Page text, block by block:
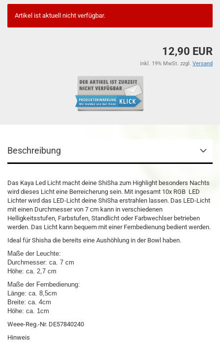
Artikel ist aktuell nicht verfügbar.
12,90 EUR
inkl. 19% MwSt. zzgl. Versand
Beschreibung
Das Kaya Led Licht macht deine ShiSha zum Highlight besonders Nachts
wird dieses Licht eine Berreicherung sein. Mit ingesamt 10x RGB LED
Lichter wird das LED-Licht deine ShiSha erstrahlen lassen. Das LED-Licht
mit einen Durchmesser von 7 cm kann in verschiedenen
Helligkeitsstufen, Farbstufen, Standlicht oder Farbwechlser betrieben
werden. Das Licht kann bequem mit einer Fernbedienung bedient werden.
Ideal für Shisha die bereits eine Aushöhlung in der Bowl haben.
Maße der Leuchte:
Durchmesser: ca. 7 cm
Höhe: ca. 2,7 cm
Maße der Fernbedienung:
Länge: ca. 8,5cm
Breite: ca. 4cm
Höhe: ca. 1cm
Weee-Reg.-Nr. DE57840240
Hinweis